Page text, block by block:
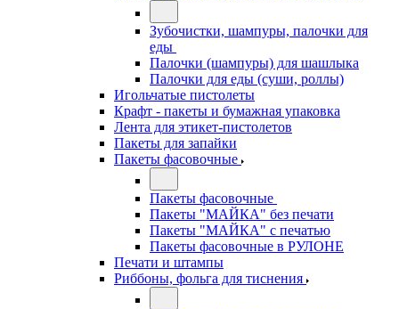
Зубочистки, шампуры, палочки для
еды
Палочки (шампуры) для шашлыка
Палочки для еды (суши, роллы)
Игольчатые пистолеты
Крафт - пакеты и бумажная упаковка
Лента для этикет-пистолетов
Пакеты для запайки
Пакеты фасовочные
Пакеты фасовочные
Пакеты "МАЙКА" без печати
Пакеты "МАЙКА" с печатью
Пакеты фасовочные в РУЛОНЕ
Печати и штампы
Риббоны, фольга для тиснения